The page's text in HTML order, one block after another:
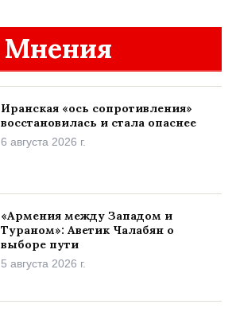
Мнения
Иранская «ось сопротивления»
восстановилась и стала опаснее
6 августа 2026 г.
«Армения между Западом и
Тураном»: Аветик Чалабян о
выборе пути
5 августа 2026 г.